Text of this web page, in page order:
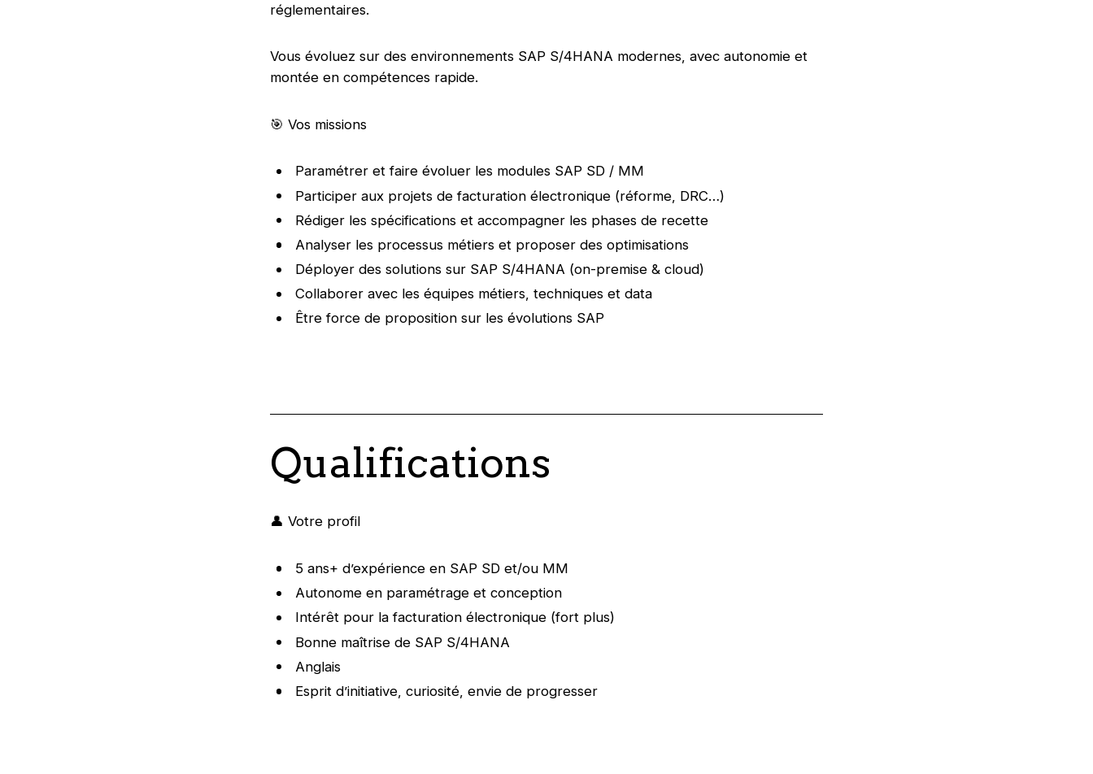
réglementaires.
Vous évoluez sur des environnements SAP S/4HANA modernes, avec autonomie et
montée en compétences rapide.
🎯 Vos missions
Paramétrer et faire évoluer les modules SAP SD / MM
Participer aux projets de facturation électronique (réforme, DRC…)
Rédiger les spécifications et accompagner les phases de recette
Analyser les processus métiers et proposer des optimisations
Déployer des solutions sur SAP S/4HANA (on-premise & cloud)
Collaborer avec les équipes métiers, techniques et data
Être force de proposition sur les évolutions SAP
Qualifications
👤 Votre profil
5 ans+ d’expérience en SAP SD et/ou MM
Autonome en paramétrage et conception
Intérêt pour la facturation électronique (fort plus)
Bonne maîtrise de SAP S/4HANA
Anglais
Esprit d’initiative, curiosité, envie de progresser